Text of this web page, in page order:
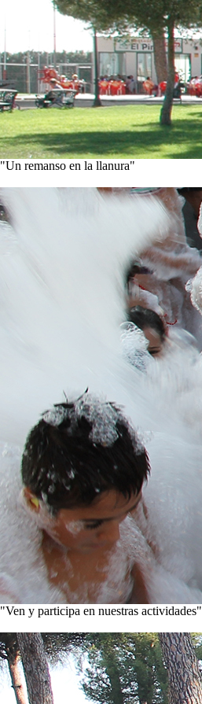
"Un remanso en la llanura"
"Ven y participa en nuestras actividades"